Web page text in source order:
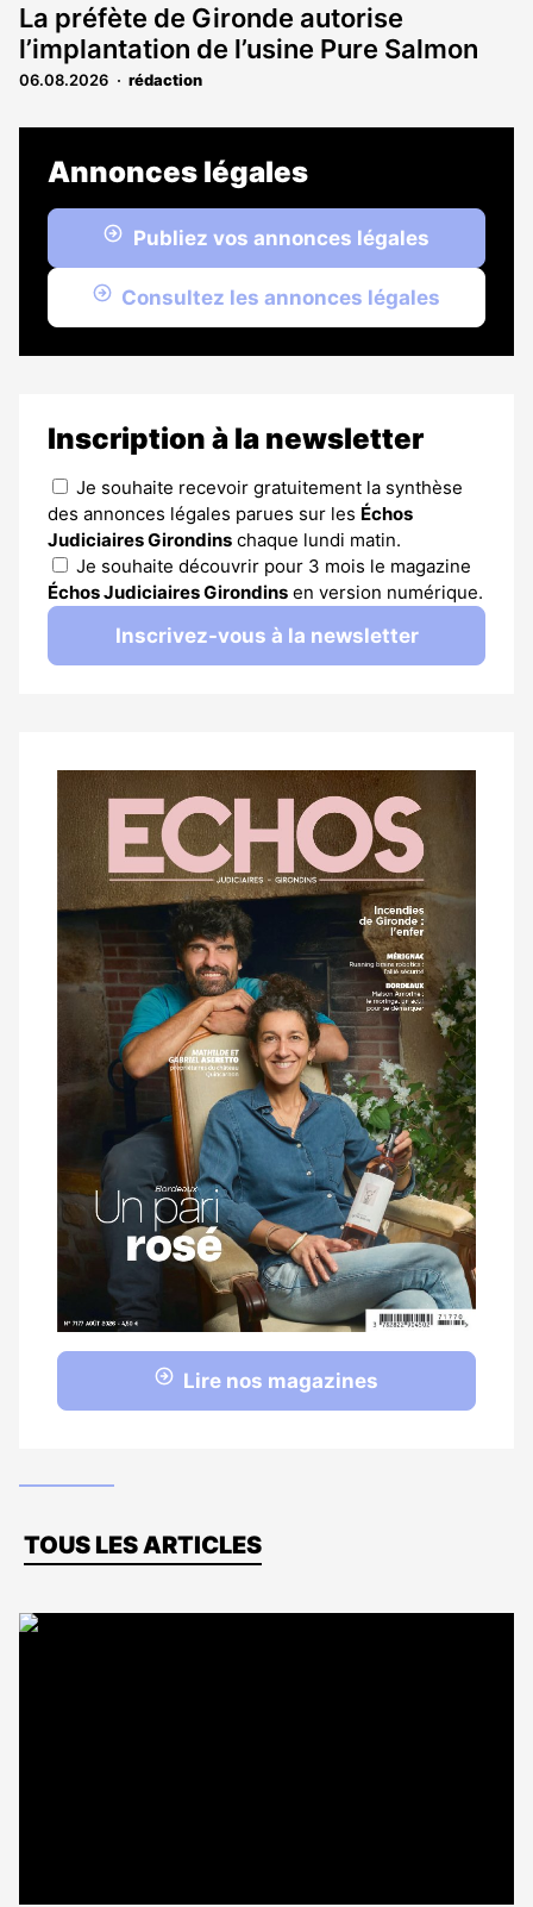
La préfète de Gironde autorise
l’implantation de l’usine Pure Salmon
06.08.2026 rédaction
Annonces légales
Publiez vos annonces légales
Consultez les annonces légales
Inscription à la newsletter
Je souhaite recevoir gratuitement la synthèse
des annonces légales parues sur les Échos
Judiciaires Girondins chaque lundi matin.
Je souhaite découvrir pour 3 mois le magazine
Échos Judiciaires Girondins en version numérique.
Inscrivez-vous à la newsletter
Notre
dernier
magazine
Lire nos magazines
Dernières
TOUS LES ARTICLES